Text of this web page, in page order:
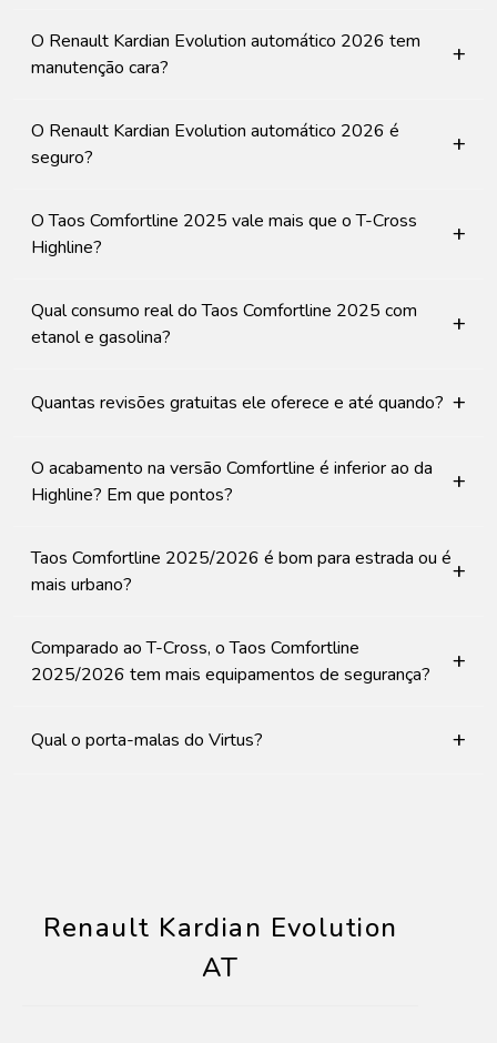
O Renault Kardian Evolution automático 2026 tem
manutenção cara?
+
O Renault Kardian Evolution automático 2026 é
seguro?
+
O Taos Comfortline 2025 vale mais que o T-Cross
Highline?
+
Qual consumo real do Taos Comfortline 2025 com
etanol e gasolina?
+
Quantas revisões gratuitas ele oferece e até quando? +
O acabamento na versão Comfortline é inferior ao da
Highline? Em que pontos?
+
Taos Comfortline 2025/2026 é bom para estrada ou é
mais urbano?
+
Comparado ao T-Cross, o Taos Comfortline
2025/2026 tem mais equipamentos de segurança?
+
Qual o porta-malas do Virtus? +
Renault Kardian Evolution
AT